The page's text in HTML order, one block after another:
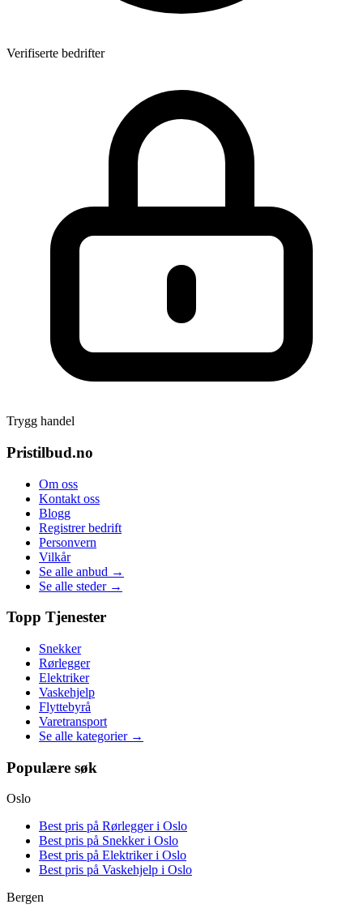
Verifiserte bedrifter
Trygg handel
Pristilbud.no
Om oss
Kontakt oss
Blogg
Registrer bedrift
Personvern
Vilkår
Se alle anbud →
Se alle steder →
Topp Tjenester
Snekker
Rørlegger
Elektriker
Vaskehjelp
Flyttebyrå
Varetransport
Se alle kategorier →
Populære søk
Oslo
Best pris på Rørlegger i Oslo
Best pris på Snekker i Oslo
Best pris på Elektriker i Oslo
Best pris på Vaskehjelp i Oslo
Bergen